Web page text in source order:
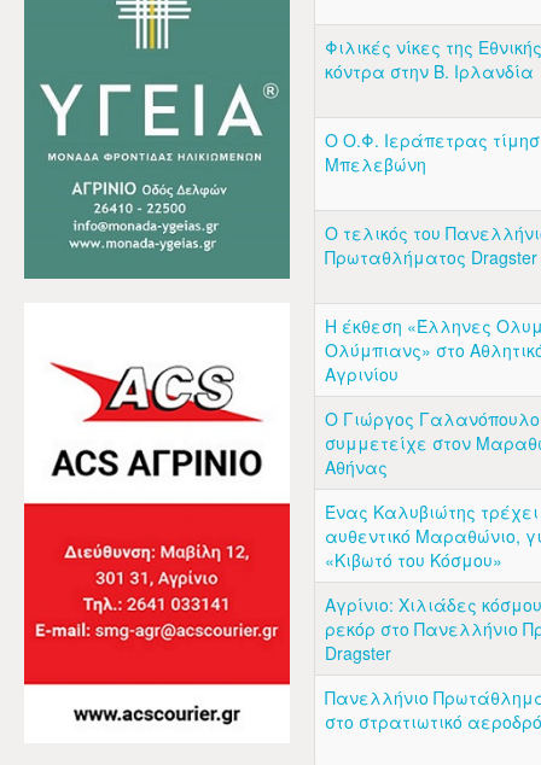
Φιλικές νίκες της
κόντρα στην Β. Ιρλανδία
Ο Ο.Φ. Ιεράπετρας
Μπελεβώνη
Ο τελικός του
Πρωταθλήματος Dragster
Η έκθεση «Έλληνες
Ολύμπιανς» στο
Αγρινίου
Ο Γιώργος
συμμετείχε στον
Αθήνας
Ένας Καλυβιώτης
αυθεντικό Μαραθώνιο,
«Κιβωτό του Κόσμου»
Αγρίνιο: Χιλιάδες
ρεκόρ στο Πανελλήνιο
Dragster
Πανελλήνιο
στο στρατιωτικό